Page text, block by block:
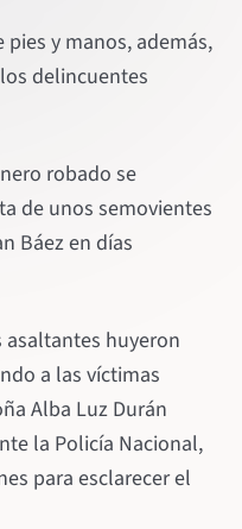
y manos, además,
delincuentes
robado se
de unos semovientes
Báez en días
huyeron
a las víctimas
Alba Luz Durán
la Policía Nacional,
para esclarecer el